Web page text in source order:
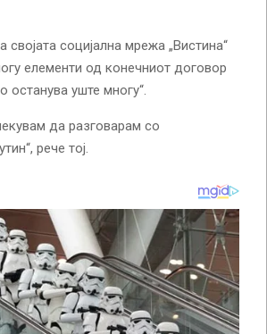
социјална мрежа „Вистина“
елементи од конечниот договор
останува уште многу“.
да разговарам со
рече тој.